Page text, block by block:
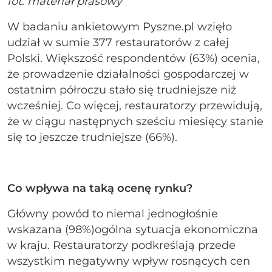
W badaniu ankietowym Pyszne.pl wzięło
udział w sumie 377 restauratorów z całej
Polski. Większość respondentów (63%) ocenia,
że prowadzenie działalności gospodarczej w
ostatnim półroczu stało się trudniejsze niż
wcześniej. Co więcej, restauratorzy przewidują,
że w ciągu następnych sześciu miesięcy stanie
się to jeszcze trudniejsze (66%).
Co wpływa na taką ocenę rynku?
Główny powód to niemal jednogłośnie
wskazana (98%)ogólna sytuacja ekonomiczna
w kraju. Restauratorzy podkreślają przede
wszystkim negatywny wpływ rosnących cen